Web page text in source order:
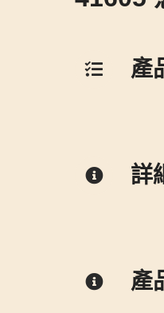
產
詳
產